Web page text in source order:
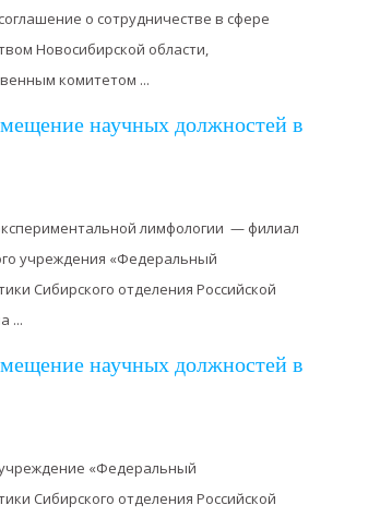
о сотрудничестве в сфере
Новосибирской области,
комитетом ...
научных должностей в
лимфологии — филиал
учреждения «Федеральный
Сибирского отделения Российской
...
научных должностей в
«Федеральный
Сибирского отделения Российской